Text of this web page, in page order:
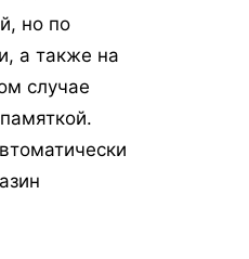
но по
а также на
случае